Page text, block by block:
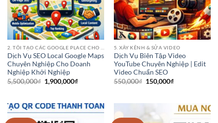
2. TÔI TẠO CÁC GOOGLE PLACE CHO CÁC ĐIỂM KINH DOANH CỦA BẠN
Dịch Vụ SEO Local Google Maps
Chuyên Nghiệp Cho Doanh
Nghiệp Khởi Nghiệp
5,500,000₫ Giá
gốc
1,900,000₫Giá
1,900,000₫.
5. XÂY KÊNH & SỬA VIDEO
Dịch Vụ Biên Tập Video
YouTube Chuyên Nghiệp | Edit
Video Chuẩn SEO
550,000₫ Giá
150,000₫Giá
150,000₫.